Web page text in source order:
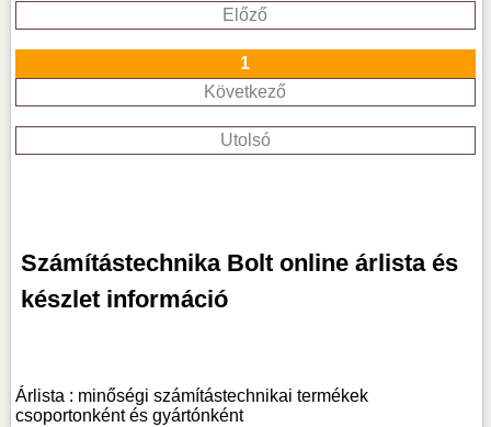
Előző
1
Következő
Utolsó
Számítástechnika Bolt online árlista és
készlet információ
Árlista : minőségi számítástechnikai termékek
csoportonként és gyártónként